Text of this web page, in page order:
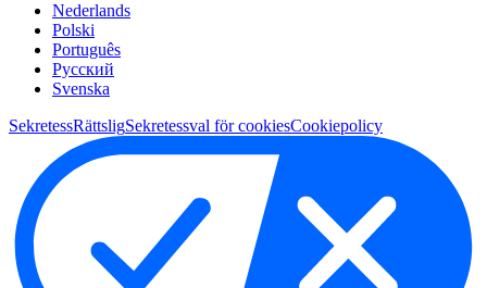
Nederlands
Polski
Português
Pусский
Svenska
SekretessRättsligSekretessval för cookiesCookiepolicy